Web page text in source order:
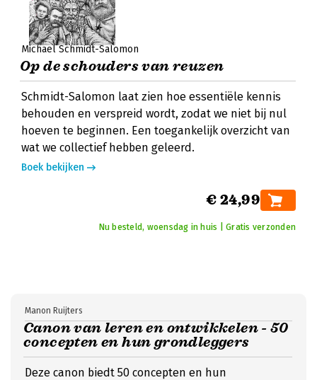
Michael Schmidt-Salomon
Op de schouders van reuzen
Schmidt-Salomon laat zien hoe essentiële kennis
behouden en verspreid wordt, zodat we niet bij nul
hoeven te beginnen. Een toegankelijk overzicht van
wat we collectief hebben geleerd.
Boek bekijken
€ 24,99
Nu besteld, woensdag in huis | Gratis verzonden
Canon van leren en ontwikkelen - 50
concepten en hun grondleggers
Manon Ruijters
Deze canon biedt 50 concepten en hun